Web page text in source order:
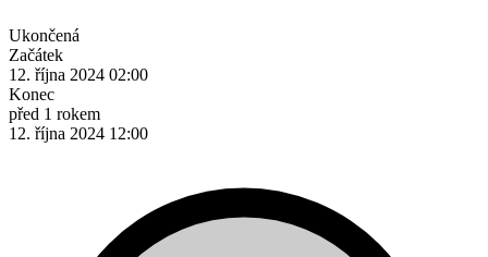
Ukončená
Začátek
12. října 2024 02:00
Konec
před 1 rokem
12. října 2024 12:00